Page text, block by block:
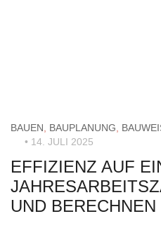
BAUEN BAUPLANUNG
• 14. JULI 2025
EFFIZIENZ AUF
UND BERECHNEN